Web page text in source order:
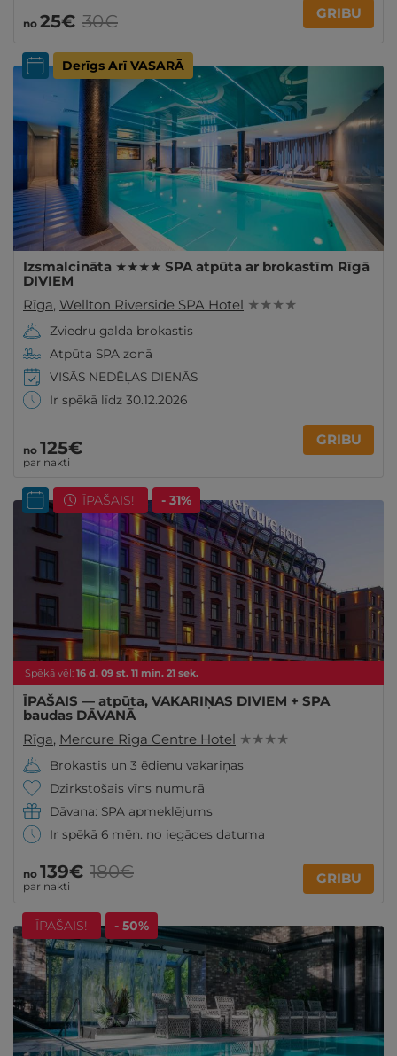
no 25€ 30€ GRIBU
Derīgs Arī VASARĀ
Izsmalcināta ★★★★ SPA atpūta ar brokastīm Rīgā
DIVIEM
Rīga, Wellton Riverside SPA Hotel ★ ★ ★ ★
Zviedru galda brokastis
Atpūta SPA zonā
VISĀS NEDĒĻAS DIENĀS
Ir spēkā līdz 30.12.2026
no 125€
par nakti
GRIBU
Spēkā vēl: 16 d. 09 st. 11 min. 19 sek.
ĪPAŠAIS! - 31%
ĪPAŠAIS — atpūta, VAKARIŅAS DIVIEM + SPA
baudas DĀVANĀ
Rīga, Mercure Riga Centre Hotel ★ ★ ★ ★
Brokastis un 3 ēdienu vakariņas
Dzirkstošais vīns numurā
Dāvana: SPA apmeklējums
Ir spēkā 6 mēn. no iegādes datuma
no 139€
par nakti
180€ GRIBU
ĪPAŠAIS! - 50%